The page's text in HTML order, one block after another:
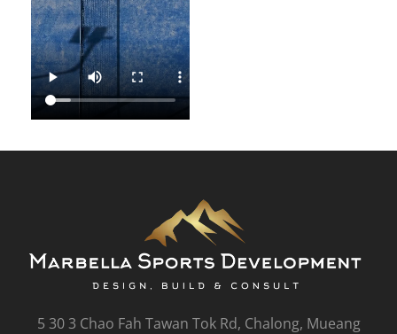
5 30 3 Chao Fah Tawan Tok Rd, Chalong, Mueang